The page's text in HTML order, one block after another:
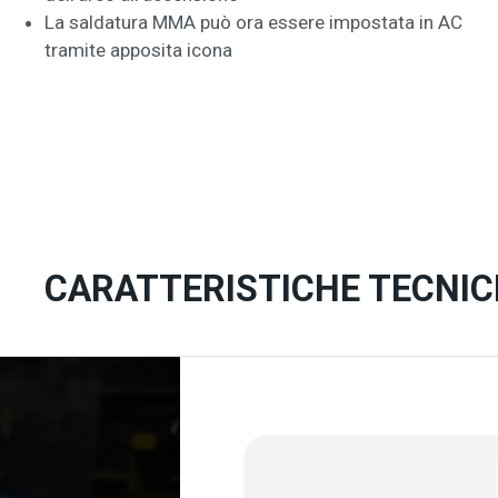
La saldatura MMA può ora essere impostata in AC
tramite apposita icona
CARATTERISTICHE